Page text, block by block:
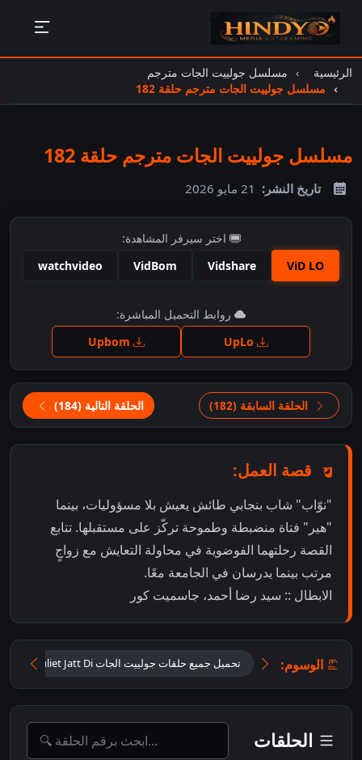
الرئيسية
مسلسل جولييت الجات مترجم
مسلسل جولييت الجات مترجم حلقة 182
مسلسل جولييت الجات مترجم حلقة 182
تاريخ النشر: 21 مايو 2026
اختر سيرفر المشاهدة:
ViD LO
Vidshare
VidBom
watchvideo
اضغط للمشاهدة
روابط التحميل المباشرة:
الحلقة السابقة (182) الحلقة التالية (184)
قصة العمل:
"نوّاب" شاب بنجابي طائش يعيش بلا مسؤوليات، بينما
"هير" فتاة منضبطة وطموحة تركّز على مستقبلها. تتابع
القصة رحلتهما الفوضوية في محاولة التعايش مع زواجٍ
مرتب بينما يدرسان في الجامعة معًا.
الابطال :: سيد رضا أحمد، جاسميت كور
الوسوم: تحميل جميع حلقات جولييت الجات Tu Juliet Jatt Di مترجمة
الحلقات